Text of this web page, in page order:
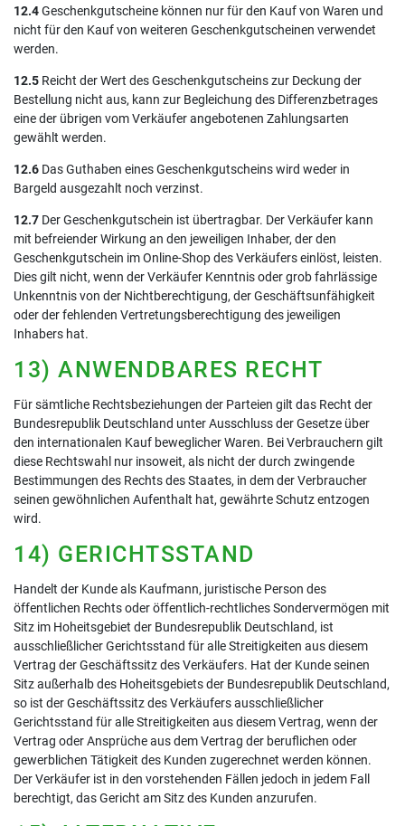
12.4Geschenkgutscheine können nur für den Kauf von Waren und
nicht für den Kauf von weiteren Geschenkgutscheinen verwendet
werden.
12.5 Reicht der Wert des Geschenkgutscheins zur Deckung der
Bestellung nicht aus, kann zur Begleichung des Differenzbetrages
eine der übrigen vom Verkäufer angebotenen Zahlungsarten
gewählt werden.
12.6 Das Guthaben eines Geschenkgutscheins wird weder in
Bargeld ausgezahlt noch verzinst.
12.7 Der Geschenkgutschein ist übertragbar. Der Verkäufer kann
mit befreiender Wirkung an den jeweiligen Inhaber, der den
Geschenkgutschein im Online-Shop des Verkäufers einlöst, leisten.
Dies gilt nicht, wenn der Verkäufer Kenntnis oder grob fahrlässige
Unkenntnis von der Nichtberechtigung, der Geschäftsunfähigkeit
oder der fehlenden Vertretungsberechtigung des jeweiligen
Inhabers hat.
13) ANWENDBARES RECHT
Für sämtliche Rechtsbeziehungen der Parteien gilt das Recht der
Bundesrepublik Deutschland unter Ausschluss der Gesetze über
den internationalen Kauf beweglicher Waren. Bei Verbrauchern gilt
diese Rechtswahl nur insoweit, als nicht der durch zwingende
Bestimmungen des Rechts des Staates, in dem der Verbraucher
seinen gewöhnlichen Aufenthalt hat, gewährte Schutz entzogen
wird.
14) GERICHTSSTAND
Handelt der Kunde als Kaufmann, juristische Person des
öffentlichen Rechts oder öffentlich-rechtliches Sondervermögen mit
Sitz im Hoheitsgebiet der Bundesrepublik Deutschland, ist
ausschließlicher Gerichtsstand für alle Streitigkeiten aus diesem
Vertrag der Geschäftssitz des Verkäufers. Hat der Kunde seinen
Sitz außerhalb des Hoheitsgebiets der Bundesrepublik Deutschland,
so ist der Geschäftssitz des Verkäufers ausschließlicher
Gerichtsstand für alle Streitigkeiten aus diesem Vertrag, wenn der
Vertrag oder Ansprüche aus dem Vertrag der beruflichen oder
gewerblichen Tätigkeit des Kunden zugerechnet werden können.
Der Verkäufer ist in den vorstehenden Fällen jedoch in jedem Fall
berechtigt, das Gericht am Sitz des Kunden anzurufen.